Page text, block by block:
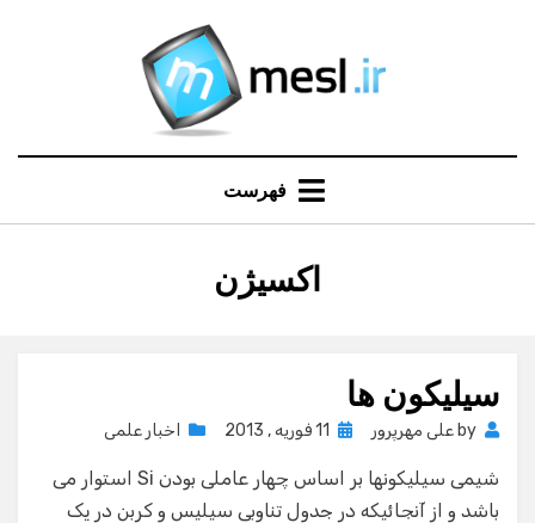
فهرست
برچسب
:
اکسیژن
سیلیکون ها
by علی مهرپرور
Posted
11 فوریه , 2013 اخبار علمی
شیمی سیلیکونها بر اساس چهار عاملی بودن Si استوار می
باشد و از آنجائیکه در جدول تناوبی سیلیس و کربن در یک